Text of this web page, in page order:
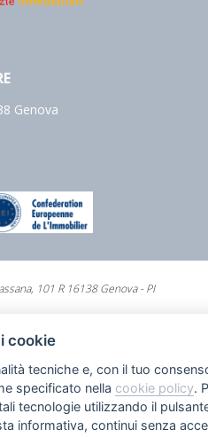
Genova
101 R 16138 Genova - PI
Policy
cookie
tecniche e, con il tuo
specificato nella cookie policy.
tecnologie utilizzando il
informativa, continui senza